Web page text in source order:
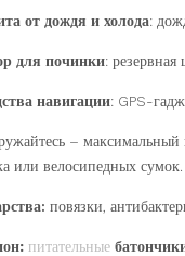
от дождя и холода:
для починки:
навигации: GPS-
– максимальный
или велосипедных сумок.
повязки,
питательные